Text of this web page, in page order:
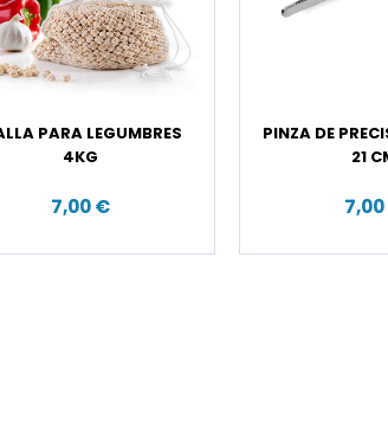
PARA LEGUMBRES
4KG
7,00 €
PINZA DE
21